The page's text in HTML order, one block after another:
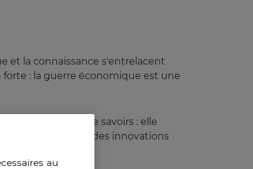
et la connaissance s'entrelacent
: la guerre économique est une
acquisition de savoirs : elle
Chaque année, des innovations
au